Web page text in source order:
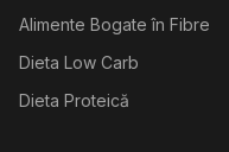
Alimente Bogate în Fibre
Dieta Low Carb
Dieta Proteică